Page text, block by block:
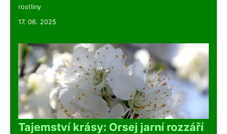
rostliny
17. 06. 2025
Tajemství krásy: Orsej jarní rozzáří